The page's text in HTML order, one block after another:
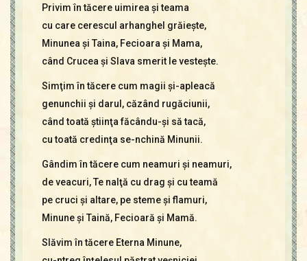
Privim în tăcere uimirea şi teama
cu care cerescul arhanghel grăieşte,
Minunea şi Taina, Fecioara şi Mama,
când Crucea şi Slava smerit le vesteşte.
Simţim în tăcere cum magii şi-apleacă
genunchii şi darul, căzând rugăciunii,
când toată ştiinţa făcându-şi să tacă,
cu toată credinţa se-nchină Minunii.
Gândim în tăcere cum neamuri şi neamuri,
de veacuri, Te nalţă cu drag şi cu teamă
pe cruci şi altare, pe steme şi flamuri,
Minune şi Taină, Fecioară şi Mamă.
Slăvim în tăcere Eterna Minune,